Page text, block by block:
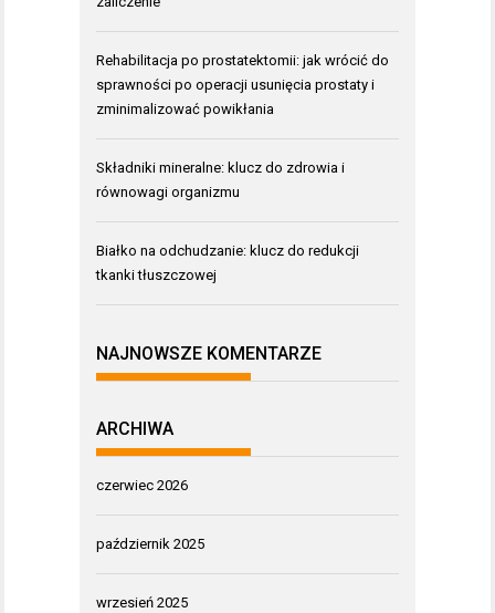
Rehabilitacja po prostatektomii: jak wrócić do
sprawności po operacji usunięcia prostaty i
zminimalizować powikłania
Składniki mineralne: klucz do zdrowia i
równowagi organizmu
Białko na odchudzanie: klucz do redukcji
tkanki tłuszczowej
NAJNOWSZE KOMENTARZE
ARCHIWA
czerwiec 2026
październik 2025
wrzesień 2025